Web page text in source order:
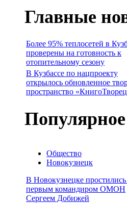
Главные
Более 95% теплосетей в
проверены на готовность к
отопительному сезону
В Кузбассе по нацпроекту
открылось обновленное
пространство
Общество
Новокузнецк
В Новокузнецке простились
первым командиром ОМОН
Сергеем Добижей